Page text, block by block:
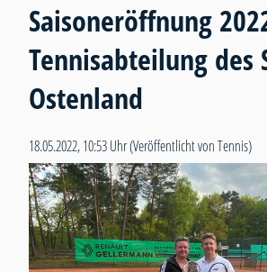
Saisoneröffnung
Tennisabteilung des
Ostenland
18.05.2022, 10:53 Uhr(Veröffentlicht von Tennis)